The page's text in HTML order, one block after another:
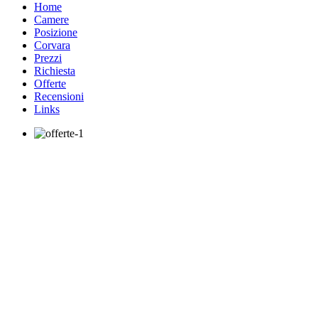
Home
Camere
Posizione
Corvara
Prezzi
Richiesta
Offerte
Recensioni
Links